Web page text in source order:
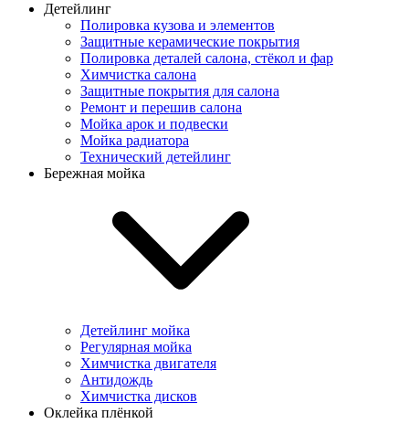
Детейлинг
Полировка кузова и элементов
Защитные керамические покрытия
Полировка деталей салона, стёкол и фар
Химчистка салона
Защитные покрытия для салона
Ремонт и перешив салона
Мойка арок и подвески
Мойка радиатора
Технический детейлинг
Бережная мойка
Детейлинг мойка
Регулярная мойка
Химчистка двигателя
Антидождь
Химчистка дисков
Оклейка плёнкой